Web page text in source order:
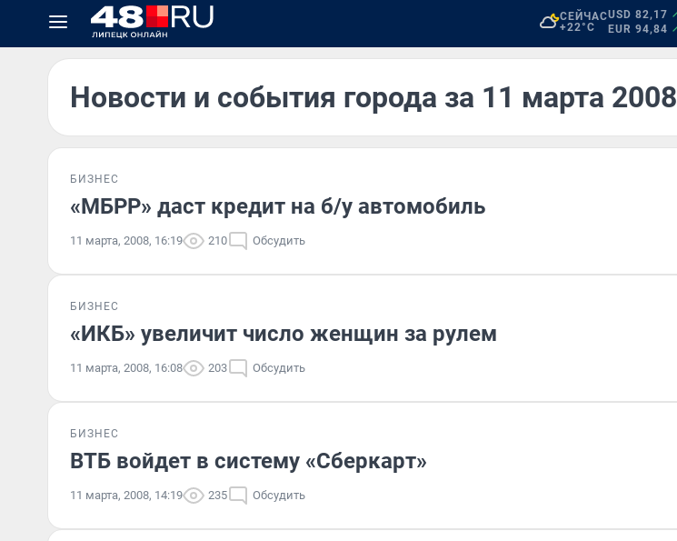
СЕЙЧАС
+22°C
USD 82,17
EUR 94,84
Новости и события города за 11 марта 2008
БИЗНЕС
«МБРР» даст кредит на б/у автомобиль
11 марта, 2008, 16:19 210 Обсудить
БИЗНЕС
«ИКБ» увеличит число женщин за рулем
11 марта, 2008, 16:08 203 Обсудить
БИЗНЕС
ВТБ войдет в систему «Сберкарт»
11 марта, 2008, 14:19 235 Обсудить